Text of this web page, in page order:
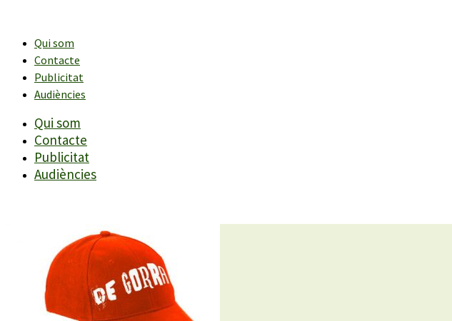
contingutQui som
Contacte
Publicitat
Audiències
Qui som
Contacte
Publicitat
Audiències